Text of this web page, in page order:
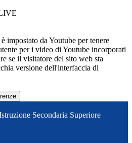
impostato da Youtube per tenere
per i video di Youtube incorporati
se il visitatore del sito web sta
versione dell'interfaccia di
Secondaria Superiore